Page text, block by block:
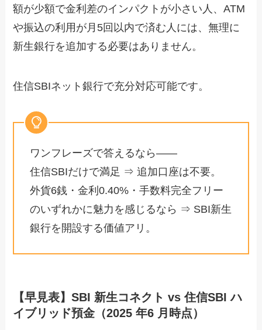
額が少額で金利差のインパクトが小さい人、ATM
や振込の利用が月5回以内で済む人には、無理に
新生銀行を追加する必要はありません。
住信SBIネット銀行で充分対応可能です。
ワンフレーズで答えるなら――
住信SBIだけで満足 ⇒ 追加口座は不要。
外貨6銭・金利0.40%・手数料完全フリー
のいずれかに魅力を感じるなら ⇒ SBI新生
銀行を開設する価値アリ。
【早見表】SBI 新生コネクト vs 住信SBI ハ
イブリッド預金（2025 年6 月時点）